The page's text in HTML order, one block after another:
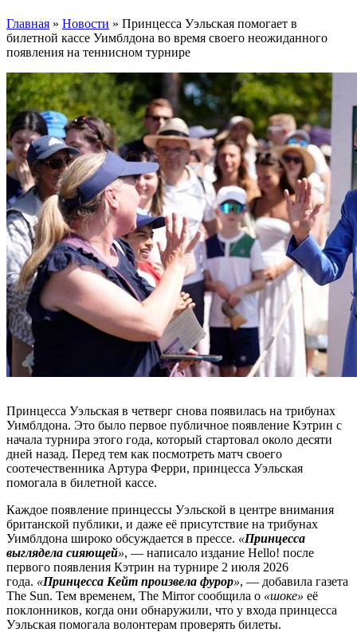
Главная » Новости » Принцесса Уэльская помогает в
билетной кассе Уимблдона во время своего неожиданного
появления на теннисном турнире
Принцесса Уэльская в четверг снова появилась на трибунах
Уимблдона. Это было первое публичное появление Кэтрин с
начала турнира этого года, который стартовал около десяти
дней назад. Перед тем как посмотреть матч своего
соотечественника Артура Ферри, принцесса Уэльская
помогала в билетной кассе.
Каждое появление принцессы Уэльской в центре внимания
британской публики, и даже её присутствие на трибунах
Уимблдона широко обсуждается в прессе. «Принцесса
выглядела сияющей», — написало издание Hello! после
первого появления Кэтрин на турнире 2 июля 2026
года. «Принцесса Кейт произвела фурор», — добавила газета
The Sun. Тем временем, The Mirror сообщила о «шоке» её
поклонников, когда они обнаружили, что у входа принцесса
Уэльская помогала волонтерам проверять билеты.